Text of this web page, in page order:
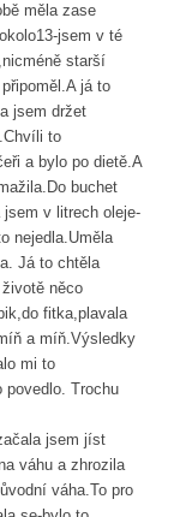
měla zase
jsem v té
starší
já to
jsem držet
to
a bylo po dietě.A
buchet
v litrech oleje-
nejedla.Uměla
Já to chtěla
něco
fitka,plavala
a míň.Výsledky
mi to
povedlo. Trochu
jsem jíst
váhu a zhrozila
váha.To pro